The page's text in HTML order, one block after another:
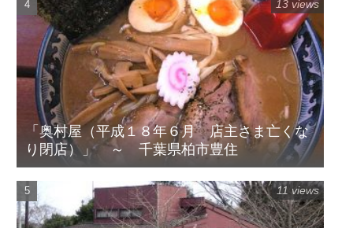
「奥村屋（平成１８年６月 店主さま亡くな
り閉店）」 ～ 千葉県柏市豊住
13 views
11 views